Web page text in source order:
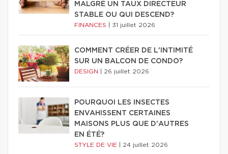
MALGRÉ UN TAUX DIRECTEUR
STABLE OU QUI DESCEND?
FINANCES 31 juillet 2026
COMMENT CRÉER DE L'INTIMITÉ
SUR UN BALCON DE CONDO?
DESIGN 26 juillet 2026
POURQUOI LES INSECTES
ENVAHISSENT CERTAINES
MAISONS PLUS QUE D'AUTRES
EN ÉTÉ?
STYLE DE VIE 24 juillet 2026